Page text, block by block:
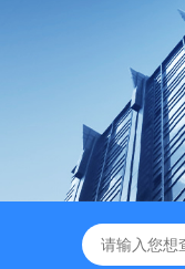
交流电源 固